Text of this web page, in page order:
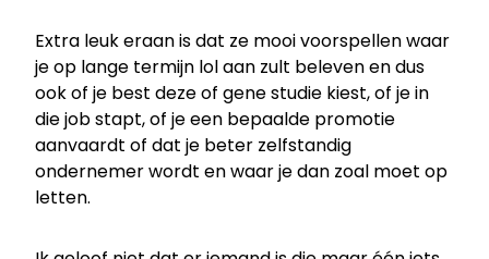
Extra leuk eraan is dat ze mooi voorspellen waar
je op lange termijn lol aan zult beleven en dus
ook of je best deze of gene studie kiest, of je in
die job stapt, of je een bepaalde promotie
aanvaardt of dat je beter zelfstandig
ondernemer wordt en waar je dan zoal moet op
letten.